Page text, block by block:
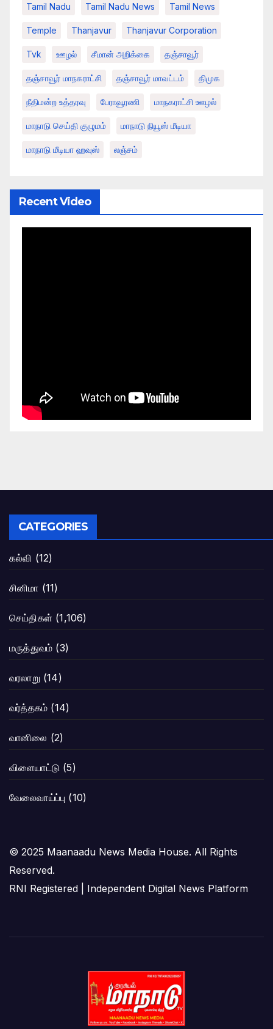
Tamil Nadu Tamil Nadu News Tamil News
Temple Thanjavur Thanjavur Corporation
Tvk ஊழல் சீமான் அறிக்கை தஞ்சாவூர்
தஞ்சாவூர் மாநகராட்சி தஞ்சாவூர் மாவட்டம் திமுக
நீதிமன்ற உத்தரவு பேராவூரணி மாநகராட்சி ஊழல்
மாநாடு செய்தி குழுமம் மாநாடு நியூஸ் மீடியா
மாநாடு மீடியா ஹவுஸ் லஞ்சம்
Recent Video
CATEGORIES
கல்வி (12)
சினிமா (11)
செய்திகள் (1,106)
மருத்துவம் (3)
வரலாறு (14)
வர்த்தகம் (14)
வானிலை (2)
விளையாட்டு (5)
வேலைவாய்ப்பு (10)
© 2025 Maanaadu News Media House. All Rights
Reserved.
RNI Registered | Independent Digital News Platform